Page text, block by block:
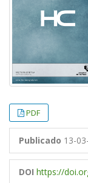
PDF
Publicado 13-
DOI https://